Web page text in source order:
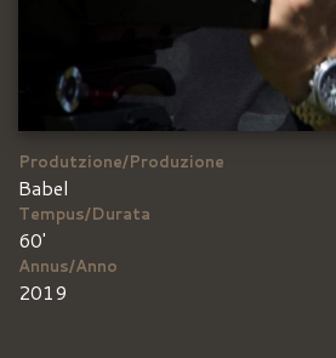
Produtzione/Produzione
Babel
Tempus/Durata
60'
Annus/Anno
2019